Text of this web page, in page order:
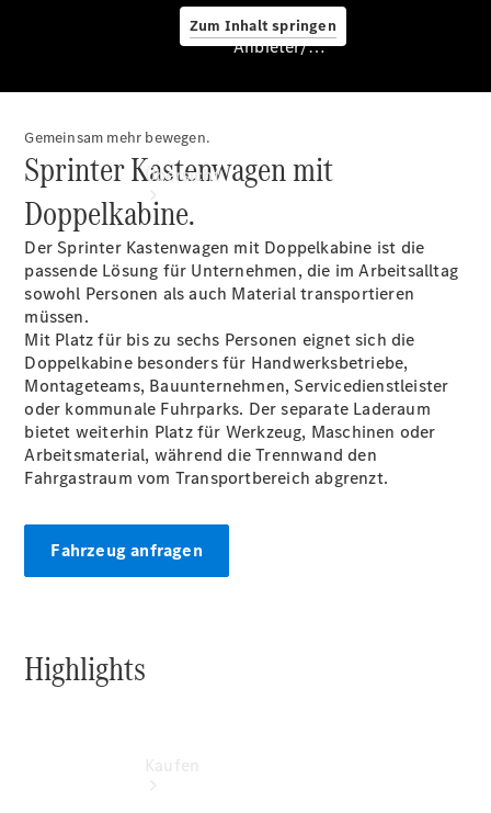
Zum Inhalt springen
Anbieter/Datenschutz
Übersicht
Startseite
Kontakt
Beratung
vereinbaren
Servicetermin
buchen
Probefahrt
Anbieter/Datenschutz
Gemeinsam mehr bewegen.
Sprinter Kastenwagen mit
Doppelkabine.
Der Sprinter Kastenwagen mit Doppelkabine ist die
passende Lösung für Unternehmen, die im Arbeitsalltag
sowohl Personen als auch Material transportieren
müssen.
Mit Platz für bis zu sechs Personen eignet sich die
Doppelkabine besonders für Handwerksbetriebe,
Montageteams, Bauunternehmen, Servicedienstleister
oder kommunale Fuhrparks. Der separate Laderaum
bietet weiterhin Platz für Werkzeug, Maschinen oder
Arbeitsmaterial, während die Trennwand den
Fahrgastraum vom Transportbereich abgrenzt.
Fahrzeug anfragen
Highlights